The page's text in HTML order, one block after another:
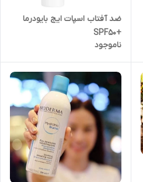
ضد آفتاب اسپات ایج بایودرما
+SPF50
ناموجود